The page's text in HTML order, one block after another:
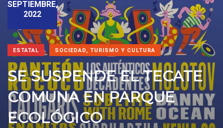
SEPTIEMBRE,
2022
ESTATAL SOCIEDAD, TURISMO Y CULTURA
SE SUSPENDE EL TECATE
COMUNA EN PARQUE
ECOLÓGICO